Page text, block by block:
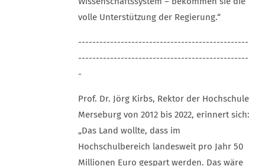
volle Unterstützung der Regierung.“
------------------------------------------------
------------------------------------------------
-
Prof. Dr. Jörg Kirbs, Rektor der Hochschule
Merseburg von 2012 bis 2022, erinnert sich:
„Das Land wollte, dass im
Hochschulbereich landesweit pro Jahr 50
Millionen Euro gespart werden. Das wäre